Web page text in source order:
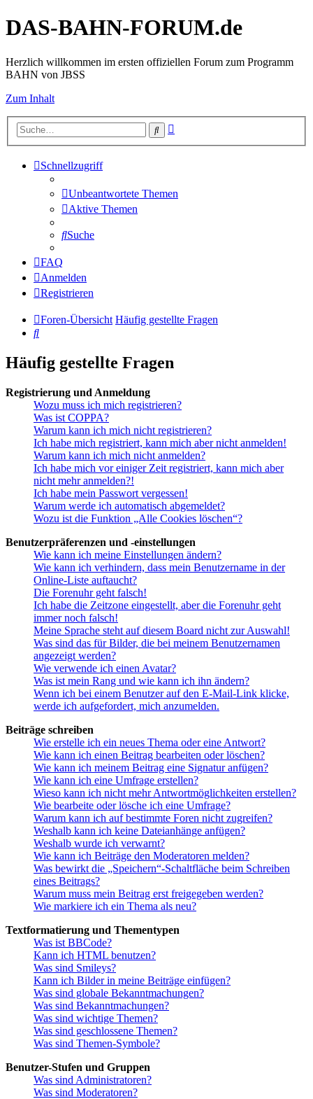
DAS-BAHN-FORUM.de
Herzlich willkommen im ersten offiziellen Forum zum Programm
BAHN von JBSS
Zum Inhalt
Suche
Schnellzugriff
Unbeantwortete Themen
Aktive Themen
Suche
FAQ
Anmelden
Registrieren
Foren-Übersicht Häufig gestellte Fragen
Suche
Häufig gestellte Fragen
Registrierung und Anmeldung
Wozu muss ich mich registrieren?
Was ist COPPA?
Warum kann ich mich nicht registrieren?
Ich habe mich registriert, kann mich aber nicht anmelden!
Warum kann ich mich nicht anmelden?
Ich habe mich vor einiger Zeit registriert, kann mich aber
nicht mehr anmelden?!
Ich habe mein Passwort vergessen!
Warum werde ich automatisch abgemeldet?
Wozu ist die Funktion „Alle Cookies löschen“?
Benutzerpräferenzen und -einstellungen
Wie kann ich meine Einstellungen ändern?
Wie kann ich verhindern, dass mein Benutzername in der
Online-Liste auftaucht?
Die Forenuhr geht falsch!
Ich habe die Zeitzone eingestellt, aber die Forenuhr geht
immer noch falsch!
Meine Sprache steht auf diesem Board nicht zur Auswahl!
Was sind das für Bilder, die bei meinem Benutzernamen
angezeigt werden?
Wie verwende ich einen Avatar?
Was ist mein Rang und wie kann ich ihn ändern?
Wenn ich bei einem Benutzer auf den E-Mail-Link klicke,
werde ich aufgefordert, mich anzumelden.
Beiträge schreiben
Wie erstelle ich ein neues Thema oder eine Antwort?
Wie kann ich einen Beitrag bearbeiten oder löschen?
Wie kann ich meinem Beitrag eine Signatur anfügen?
Wie kann ich eine Umfrage erstellen?
Wieso kann ich nicht mehr Antwortmöglichkeiten erstellen?
Wie bearbeite oder lösche ich eine Umfrage?
Warum kann ich auf bestimmte Foren nicht zugreifen?
Weshalb kann ich keine Dateianhänge anfügen?
Weshalb wurde ich verwarnt?
Wie kann ich Beiträge den Moderatoren melden?
Was bewirkt die „Speichern“-Schaltfläche beim Schreiben
eines Beitrags?
Warum muss mein Beitrag erst freigegeben werden?
Wie markiere ich ein Thema als neu?
Textformatierung und Thementypen
Was ist BBCode?
Kann ich HTML benutzen?
Was sind Smileys?
Kann ich Bilder in meine Beiträge einfügen?
Was sind globale Bekanntmachungen?
Was sind Bekanntmachungen?
Was sind wichtige Themen?
Was sind geschlossene Themen?
Was sind Themen-Symbole?
Benutzer-Stufen und Gruppen
Was sind Administratoren?
Was sind Moderatoren?